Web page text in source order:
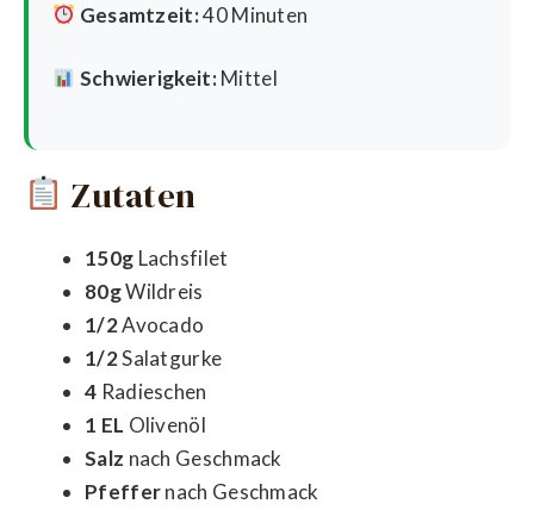
Gesamtzeit:40 Minuten
Schwierigkeit:Mittel
Zutaten
150g Lachsfilet
80gWildreis
1/2Avocado
1/2Salatgurke
4 Radieschen
1 EL Olivenöl
Salz nach Geschmack
Pfeffernach Geschmack